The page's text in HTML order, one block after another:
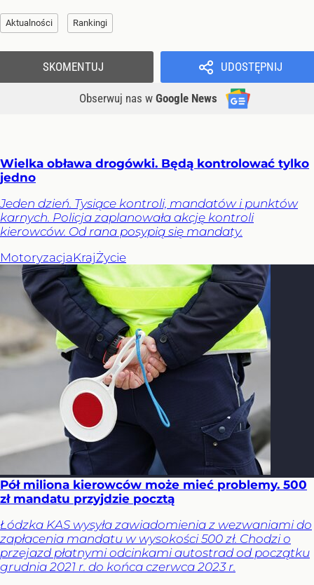
Aktualności Rankingi
UDOSTĘPNIJ
Obserwuj nas w Google News
SKOMENTUJ
Wielka obława drogówki. Będą kontrolować tylko
jedno
Jeden dzień. Tysiące kontroli, mandatów i punktów
karnych. Policja zaplanowała akcję kontroli
kierowców. Od rana posypią się mandaty.
MotoryzacjaKrajŻycie
Pół miliona kierowców może mieć problemy. 500
zł mandatu przyjdzie pocztą
Łódzka KAS wysyła zawiadomienia z wezwaniami do
zapłacenia mandatu w wysokości 500 zł. Chodzi o
przejazd płatnymi odcinkami autostrad od początku
grudnia 2021 r. do końca czerwca 2023 r.